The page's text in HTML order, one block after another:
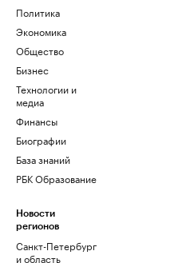
Политика
Экономика
Общество
Бизнес
Технологии и
медиа
Финансы
Биографии
База знаний
РБК Образование
Новости
регионов
Санкт-Петербург
и область